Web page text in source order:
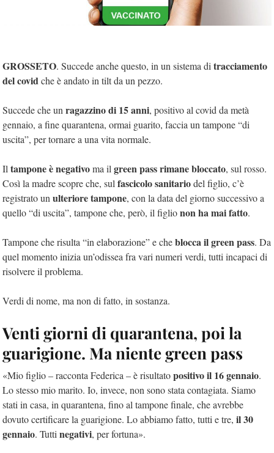
GROSSETO. Succede anche questo, in un sistema di tracciamento
del covidche è andato in tilt da un pezzo.
Succede che un ragazzino di 15 anni, positivo al covid da metà
gennaio, a fine quarantena, ormai guarito, faccia un tampone “di
uscita”, per tornare a una vita normale.
Il tampone è negativoma il green pass rimane bloccato, sul rosso.
Così la madre scopre che, sul fascicolo sanitariodel figlio, c’è
registrato un ulteriore tampone, con la data del giorno successivo a
quello “di uscita”, tampone che, però, il figlionon ha mai fatto.
Tampone che risulta “in elaborazione” e cheblocca il green pass. Da
quel momento inizia un’odissea fra vari numeri verdi, tutti incapaci di
risolvere il problema.
Verdi di nome, ma non di fatto, in sostanza.
Venti giorni di quarantena, poi la
guarigione. Ma niente green pass
«Mio figlio – racconta Federica – è risultatopositivo il 16 gennaio.
Lo stesso mio marito. Io, invece, non sono stata contagiata. Siamo
stati in casa, in quarantena, fino al tampone finale, che avrebbe
dovuto certificare la guarigione. Lo abbiamo fatto, tutti e tre, il 30
gennaio. Tutti negativi, per fortuna».